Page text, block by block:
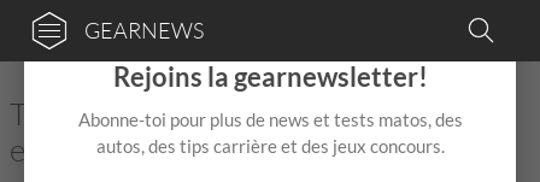
GEARNEWS
Techniques de DJing : enchaînements
et transitions – Partie 3
×
Rejoins la gearnewsletter!
Abonne-toi pour plus de news et tests matos, des
autos, des tips carrière et des jeux concours.